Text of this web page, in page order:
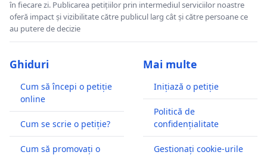
în fiecare zi. Publicarea petițiilor prin intermediul serviciilor noastre
oferă impact și vizibilitate către publicul larg cât și către persoane ce
au putere de decizie
Ghiduri
Cum să începi o petiție
online
Cum se scrie o petiție?
Cum să promovați o
Mai multe
Inițiază o petiție
Politică de
confidențialitate
Gestionați cookie-urile